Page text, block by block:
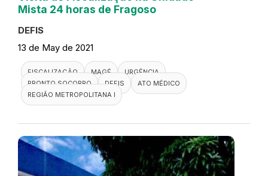
Mista 24 horas de Fragoso
DEFIS
13 de May de 2021
FISCALIZAÇÃO MAGÉ
URGÊNCIA
PRONTO SOCORRO
DEFIS
ATO MÉDICO
REGIÃO METROPOLITANA I